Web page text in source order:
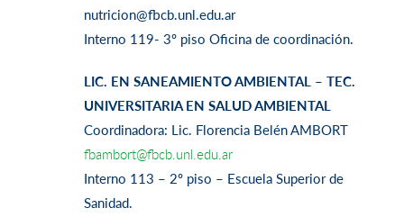
nutricion@fbcb.unl.edu.ar
Interno 119- 3º piso Oficina de coordinación.
LIC. EN SANEAMIENTO AMBIENTAL – TEC.
UNIVERSITARIA EN SALUD AMBIENTAL
Coordinadora: Lic. Florencia Belén AMBORT
fbambort@fbcb.unl.edu.ar
Interno 113 – 2º piso – Escuela Superior de
Sanidad.